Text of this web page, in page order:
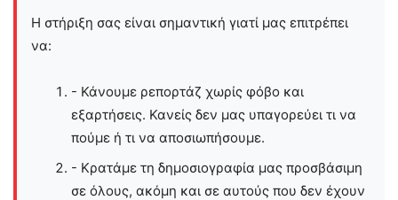
Η στήριξη σας είναι σημαντική γιατί μας επιτρέπει
να:
- Κάνουμε ρεπορτάζ χωρίς φόβο και
εξαρτήσεις. Κανείς δεν μας υπαγορεύει τι να
πούμε ή τι να αποσιωπήσουμε.
- Κρατάμε τη δημοσιογραφία μας προσβάσιμη
σε όλους, ακόμη και σε αυτούς που δεν έχουν